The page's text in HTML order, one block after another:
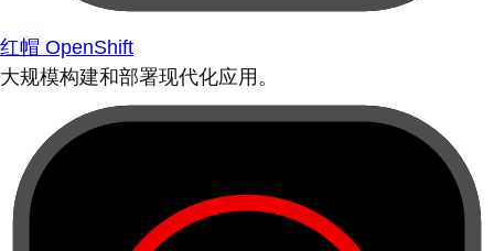
红帽 OpenShift
大规模构建和部署现代化应用。